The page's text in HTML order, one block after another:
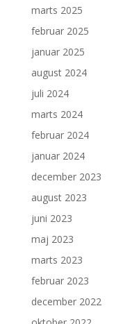
marts 2025
februar 2025
januar 2025
august 2024
juli 2024
marts 2024
februar 2024
januar 2024
december 2023
august 2023
juni 2023
maj 2023
marts 2023
februar 2023
december 2022